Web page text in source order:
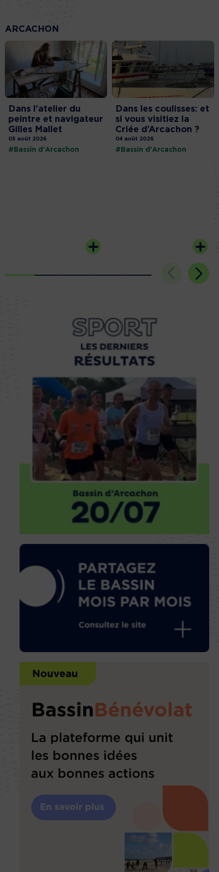
ARCACHON
Dans l’atelier du
peintre et navigateur
Gilles Mallet
05 août 2026
#Bassin d'Arcachon
Dans les coulisses: et
si vous visitiez la
Criée d’Arcachon ?
04 août 2026
#Bassin d'Arcachon